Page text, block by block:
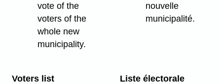
vote of the
voters of the
whole new
municipality.
nouvelle
municipalité.
Voters list
Liste électorale